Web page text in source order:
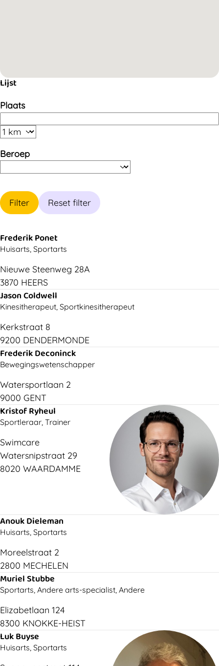
Lijst
Plaats
Beroep
Filter Reset filter
Frederik Ponet
Huisarts, Sportarts
Nieuwe Steenweg 28A
3870 HEERS
Jason Coldwell
Kinesitherapeut, Sportkinesitherapeut
Kerkstraat 8
9200 DENDERMONDE
Frederik Deconinck
Bewegingswetenschapper
Watersportlaan 2
9000 GENT
Kristof Ryheul
Sportleraar, Trainer
Swimcare
Watersnipstraat 29
8020 WAARDAMME
Anouk Dieleman
Huisarts, Sportarts
Moreelstraat 2
2800 MECHELEN
Muriel Stubbe
Sportarts, Andere arts-specialist, Andere
Elizabetlaan 124
8300 KNOKKE-HEIST
Luk Buyse
Huisarts, Sportarts